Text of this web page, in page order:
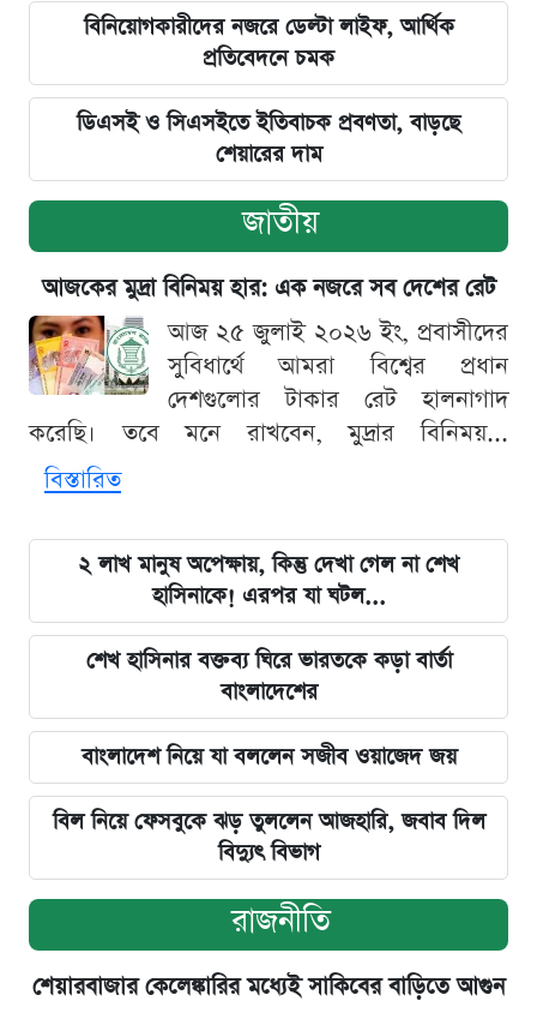
বিনিয়োগকারীদের নজরে ডেল্টা লাইফ, আর্থিক
প্রতিবেদনে চমক
ডিএসই ও সিএসইতে ইতিবাচক প্রবণতা, বাড়ছে
শেয়ারের দাম
জাতীয়
আজকের মুদ্রা বিনিময় হার: এক নজরে সব দেশের রেট
আজ ২৫ জুলাই ২০২৬ ইং, প্রবাসীদের
সুবিধার্থে আমরা বিশ্বের প্রধান
দেশগুলোর টাকার রেট হালনাগাদ
করেছি। তবে মনে রাখবেন, মুদ্রার বিনিময়...
বিস্তারিত
২ লাখ মানুষ অপেক্ষায়, কিন্তু দেখা গেল না শেখ
হাসিনাকে! এরপর যা ঘটল...
শেখ হাসিনার বক্তব্য ঘিরে ভারতকে কড়া বার্তা
বাংলাদেশের
বাংলাদেশ নিয়ে যা বললেন সজীব ওয়াজেদ জয়
বিল নিয়ে ফেসবুকে ঝড় তুললেন আজহারি, জবাব দিল
বিদ্যুৎ বিভাগ
রাজনীতি
শেয়ারবাজার কেলেঙ্কারির মধ্যেই সাকিবের বাড়িতে আগুন